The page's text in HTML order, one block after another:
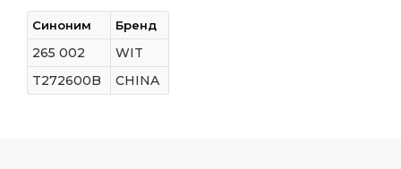
Синоним Бренд
265 002
WIT
T272600B
CHINA